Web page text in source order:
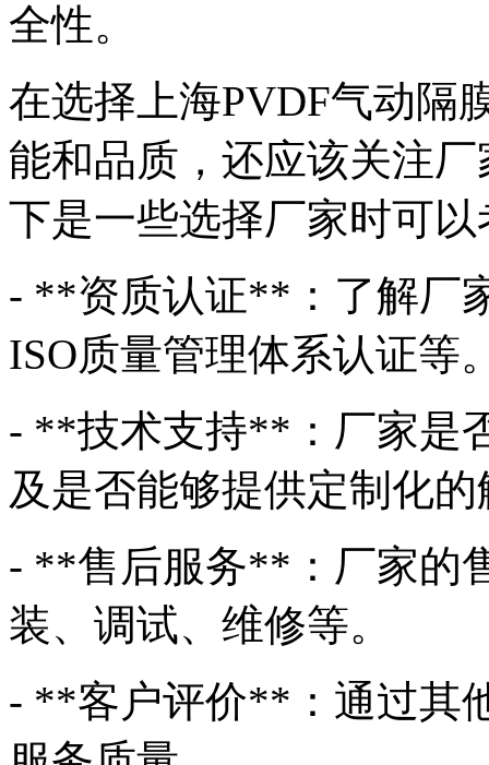
全性。
在选择上海PVDF气动隔
能和品质，还应该关注
下是一些选择厂家时可
- **资质认证**：了解厂
ISO质量管理体系认证等
- **技术支持**：厂家是
及是否能够提供定制化
- **售后服务**：厂家的
装、调试、维修等。
- **客户评价**：通过其